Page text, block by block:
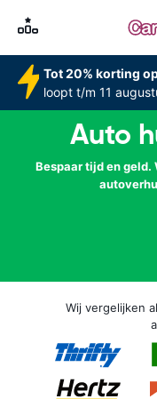
Tot 20% korting
loopt t/m 11
Auto
Bespaar tijd en
Wij vergelijken